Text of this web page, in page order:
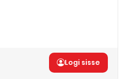
Logi sisse